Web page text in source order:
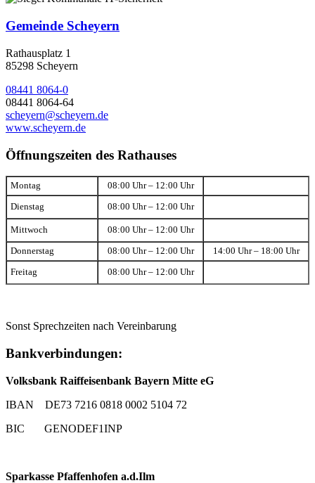
Gemeinde Scheyern
Rathausplatz 1
85298 Scheyern
08441 8064-0
08441 8064-64
scheyern@scheyern.de
www.scheyern.de
Öffnungszeiten des Rathauses
Montag 08:00 Uhr – 12:00 Uhr
Dienstag 08:00 Uhr – 12:00 Uhr
Mittwoch 08:00 Uhr – 12:00 Uhr
Donnerstag 08:00 Uhr – 12:00 Uhr 14:00 Uhr – 18:00 Uhr
Freitag 08:00 Uhr – 12:00 Uhr
Sonst Sprechzeiten nach Vereinbarung
Bankverbindungen:
Volksbank Raiffeisenbank Bayern Mitte eG
IBAN DE73 7216 0818 0002 5104 72
BIC GENODEF1INP
Sparkasse Pfaffenhofen a.d.Ilm